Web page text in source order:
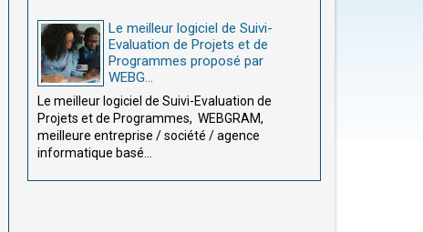
Le meilleur logiciel de Suivi-
Evaluation de Projets et de
Programmes proposé par
WEBG...
Le meilleur logiciel de Suivi-Evaluation de
Projets et de Programmes, WEBGRAM,
meilleure entreprise / société / agence
informatique basé...